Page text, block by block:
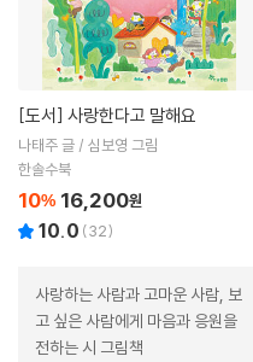
[도서] 사랑한다고 말해요
나태주 글 / 심보영 그림
한솔수북
10% 16,200원
10.0 (32)
사랑하는 사람과 고마운 사람, 보
고 싶은 사람에게 마음과 응원을
전하는 시 그림책